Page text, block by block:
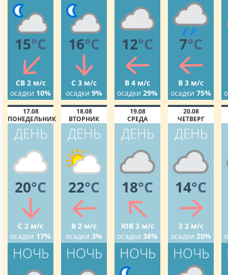
15°C
СВ 2 м/с
осадки 10%
16°C
С 3 м/с
осадки 9%
12°C
В 4 м/с
осадки 29%
7°C
В 3 м/с
осадки 75%
17.08
ПОНЕДЕЛЬНИК
ДЕНЬ
20°C
С 2 м/с
осадки 17%
НОЧЬ
18.08
ВТОРНИК
ДЕНЬ
22°C
В 2 м/с
осадки 3%
НОЧЬ
19.08
СРЕДА
ДЕНЬ
18°C
ЮВ 3 м/с
осадки 38%
НОЧЬ
20.08
ЧЕТВЕРГ
ДЕНЬ
14°C
З 2 м/с
осадки 20%
НОЧЬ